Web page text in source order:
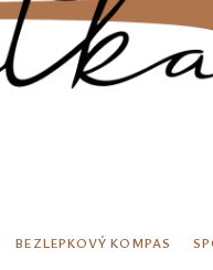
BEZLEPKOVÝ KOMPAS